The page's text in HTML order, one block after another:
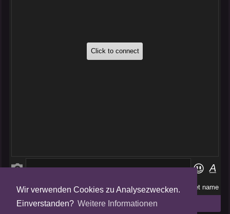
Wir verwenden Cookies zu Analysezwecken.
Einverstanden? Weitere Informationen
Folge uns auf